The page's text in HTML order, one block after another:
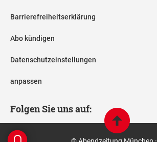
Barrierefreiheitserklärung
Abo kündigen
Datenschutzeinstellungen
anpassen
Folgen Sie uns auf: